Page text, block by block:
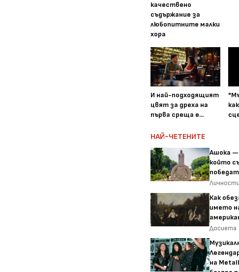
качествено
съдържание за
любопитните малки
хора
И най-подходящият
цвят за дреха на
първа среща е...
НАЙ-ЧЕТЕНИТЕ
Ашока —
който
Личности
Как
името
Досиета
на